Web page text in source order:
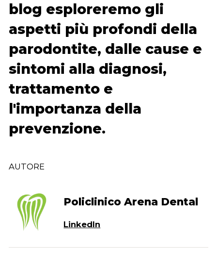
blog esploreremo gli
aspetti più profondi della
parodontite, dalle cause e
sintomi alla diagnosi,
trattamento e
l'importanza della
prevenzione.
AUTORE
Policlinico Arena Dental
LinkedIn